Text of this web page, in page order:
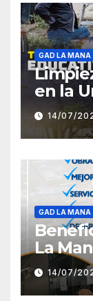
GAD LA MANA
en la
14/07/
GAD LA MANA
La
14/07/